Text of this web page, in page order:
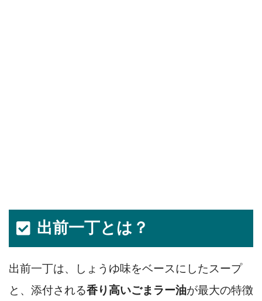
出前一丁とは？
出前一丁は、しょうゆ味をベースにしたスープ
と、添付される香り高いごまラー油が最大の特徴